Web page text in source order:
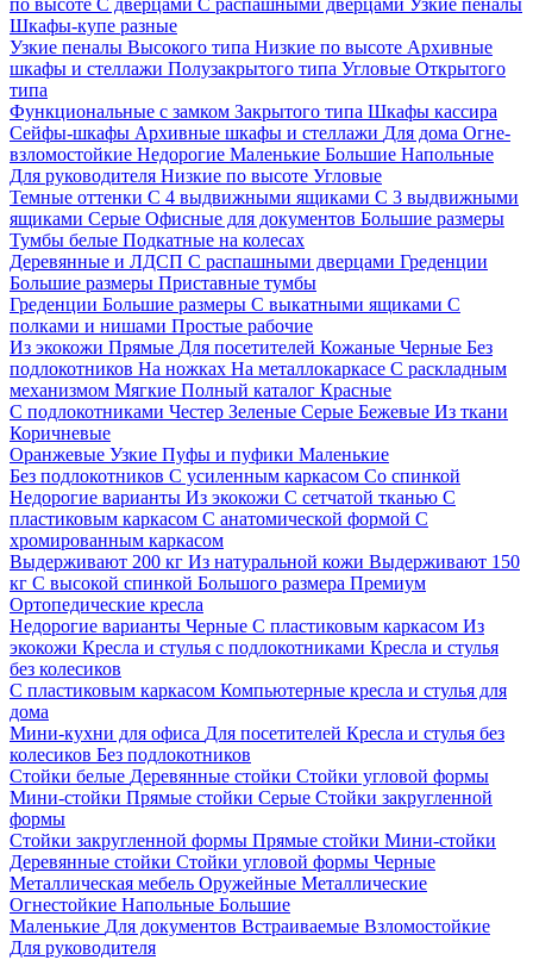
по высоте С дверцами С распашными дверцами Узкие пеналы
Шкафы-купе разные
Узкие пеналы Высокого типа Низкие по высоте Архивные
шкафы и стеллажи Полузакрытого типа Угловые Открытого
типа
Функциональные с замком Закрытого типа Шкафы кассира
Сейфы-шкафы Архивные шкафы и стеллажи Для дома Огне-
взломостойкие Недорогие Маленькие Большие Напольные
Для руководителя Низкие по высоте Угловые
Темные оттенки С 4 выдвижными ящиками С 3 выдвижными
ящиками Серые Офисные для документов Большие размеры
Тумбы белые Подкатные на колесах
Деревянные и ЛДСП С распашными дверцами Греденции
Большие размеры Приставные тумбы
Греденции Большие размеры С выкатными ящиками С
полками и нишами Простые рабочие
Из экокожи Прямые Для посетителей Кожаные Черные Без
подлокотников На ножках На металлокаркасе С раскладным
механизмом Мягкие Полный каталог Красные
С подлокотниками Честер Зеленые Серые Бежевые Из ткани
Коричневые
Оранжевые Узкие Пуфы и пуфики Маленькие
Без подлокотников С усиленным каркасом Со спинкой
Недорогие варианты Из экокожи С сетчатой тканью С
пластиковым каркасом С анатомической формой С
хромированным каркасом
Выдерживают 200 кг Из натуральной кожи Выдерживают 150
кг С высокой спинкой Большого размера Премиум
Ортопедические кресла
Недорогие варианты Черные С пластиковым каркасом Из
экокожи Кресла и стулья с подлокотниками Кресла и стулья
без колесиков
С пластиковым каркасом Компьютерные кресла и стулья для
дома
Мини-кухни для офиса Для посетителей Кресла и стулья без
колесиков Без подлокотников
Стойки белые Деревянные стойки Стойки угловой формы
Мини-стойки Прямые стойки Серые Стойки закругленной
формы
Стойки закругленной формы Прямые стойки Мини-стойки
Деревянные стойки Стойки угловой формы Черные
Металлическая мебель Оружейные Металлические
Огнестойкие Напольные Большие
Маленькие Для документов Встраиваемые Взломостойкие
Для руководителя